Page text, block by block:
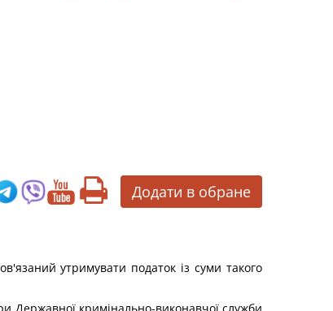
Додати в обране
утримувати податок із суми такого